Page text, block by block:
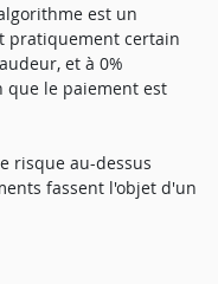
est un
pratiquement certain
et à 0%
le paiement est
risque au-dessus
fassent l'objet d'un